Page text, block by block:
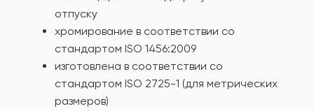
отпуску
хромирование в соответствии со
стандартом ISO 1456:2009
изготовлена в соответствии со
стандартом ISO 2725-1 (для метрических
размеров)